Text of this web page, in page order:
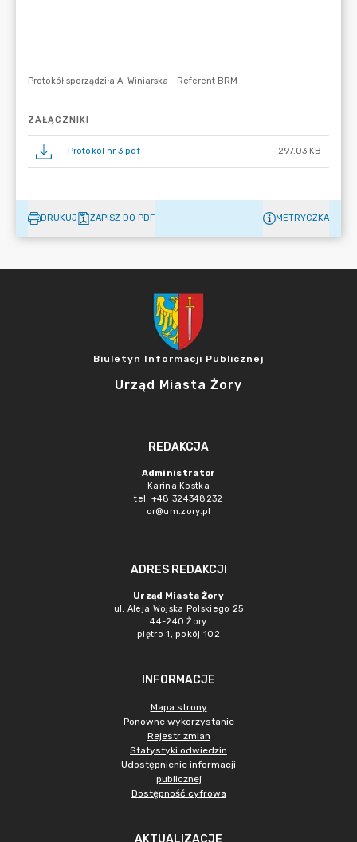
ZAŁĄCZNIKI
Protokół nr 3.pdf 297.03 KB
DRUKUJ ZAPISZ DO PDF METRYCZKA
Biuletyn Informacji Publicznej
Urząd Miasta Żory
REDAKCJA
Administrator
Karina Kostka
tel. +48 324348232
or@um.zory.pl
ADRES REDAKCJI
Urząd Miasta Żory
ul. Aleja Wojska Polskiego 25
44-240 Żory
piętro 1, pokój 102
INFORMACJE
Mapa strony
Ponowne wykorzystanie
Rejestr zmian
Statystyki odwiedzin
Udostępnienie informacji
publicznej
Dostępność cyfrowa
AKTUALIZACJE